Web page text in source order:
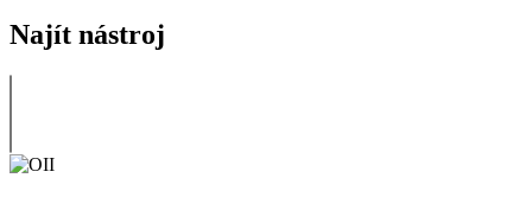
Najít nástroj